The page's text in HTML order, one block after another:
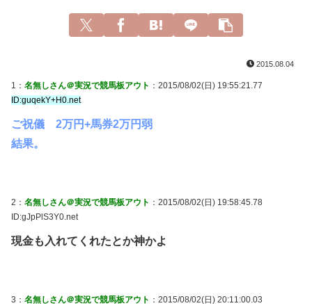
2015.08.04
1： 名無しさん＠実況で競馬板アウト ：2015/08/02(日) 19:55:21.77
ID:guqekY+H0.net
ご祝儀 2万円+馬券2万円弱
結果。
2： 名無しさん＠実況で競馬板アウト ：2015/08/02(日) 19:58:45.78
ID:gJpPlS3Y0.net
現金も入れてくれたとか神かよ
3： 名無しさん＠実況で競馬板アウト ：2015/08/02(日) 20:11:00.03